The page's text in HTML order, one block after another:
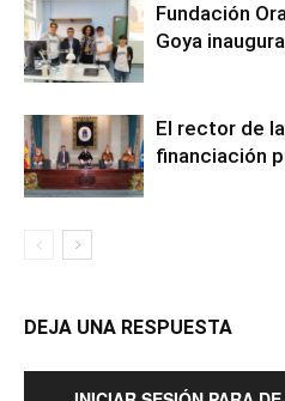
Fundación
Goya
El rector de
financiación
DEJA UNA RESPUESTA